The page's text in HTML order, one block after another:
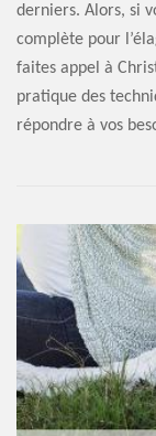
derniers. Alors, si
complète pour
faites appel à
pratique des
répondre à vos